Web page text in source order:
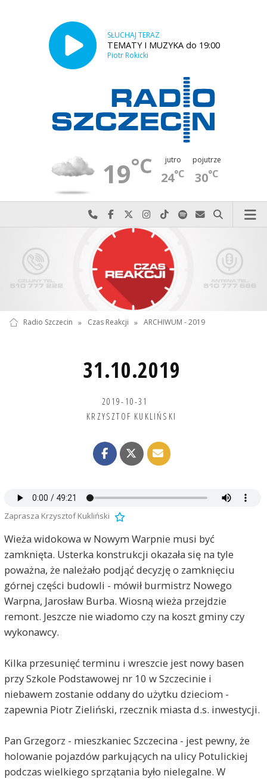
SŁUCHAJ TERAZ
TEMATY I MUZYKA do 19:00
Piotr Rokicki
19°C jutro
24°C
pojutrze
30°C
Najlepiej po prostu do nas zadzwoń
Odwiedź nas na Facebook-u
Odwiedź nas na X
Odwiedź nas na Instagram-ie
Odwiedź nas na TikTok-u
Szukaj nas na Spotify
Wyślij do nas
Szukaj
Radio Szczecin » Czas Reakcji » ARCHIWUM - 2019
31.10.2019
2019-10-31
KRZYSZTOF KUKLIŃSKI
Zaprasza Krzysztof Kukliński
Wieża widokowa w Nowym Warpnie musi być
zamknięta. Usterka konstrukcji okazała się na tyle
poważna, że należało podjąć decyzję o zamknięciu
górnej części budowli - mówił burmistrz Nowego
Warpna, Jarosław Burba. Wiosną wieża przejdzie
remont. Jeszcze nie wiadomo czy na koszt gminy czy
wykonawcy.
Kilka przesunięć terminu i wreszcie jest nowy basen
przy Szkole Podstawowej nr 10 w Szczecinie i
niebawem zostanie oddany do użytku dzieciom -
zapewnia Piotr Zieliński, rzecznik miasta d.s. inwestycji.
Pan Grzegorz - mieszkaniec Szczecina - jest pewny, że
holowanie pojazdów parkujących na ulicy Potulickiej
podczas wielkiego sprzątania było nielegalne. W